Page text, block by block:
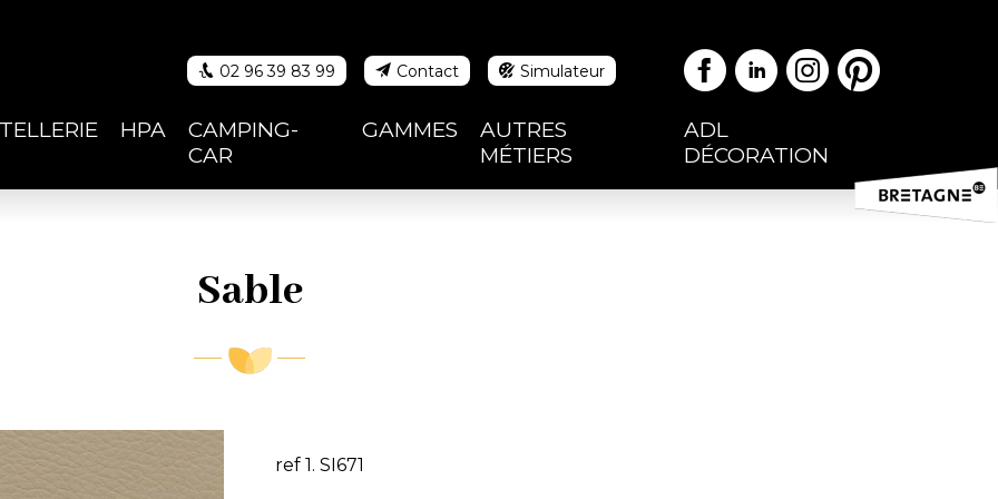
02 96 39 83 99 Contact Simulateur Facebook
Linkedin
HPA
CAMPING-
CAR
GAMMES
AUTRES
MÉTIERS
ADL
DÉCORATION
Sable
ref 1. SI671